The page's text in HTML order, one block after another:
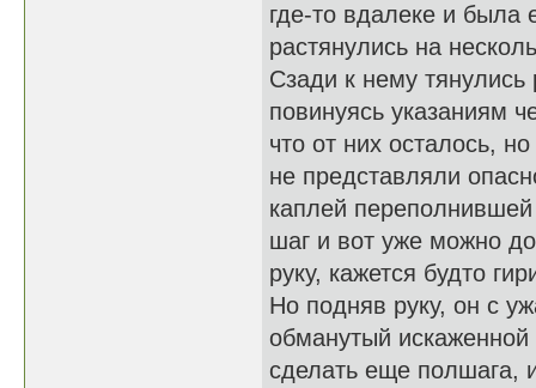
где-то вдалеке и была
растянулись на
Сзади к нему
повинуясь указаниям
что от них осталось,
не представляли
каплей
шаг и вот уже можно
руку, кажется будто
Но подняв руку, он с
обманутый
сделать еще полшага,